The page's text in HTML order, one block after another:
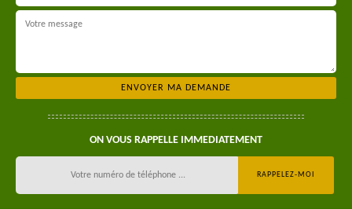
ON VOUS RAPPELLE IMMEDIATEMENT